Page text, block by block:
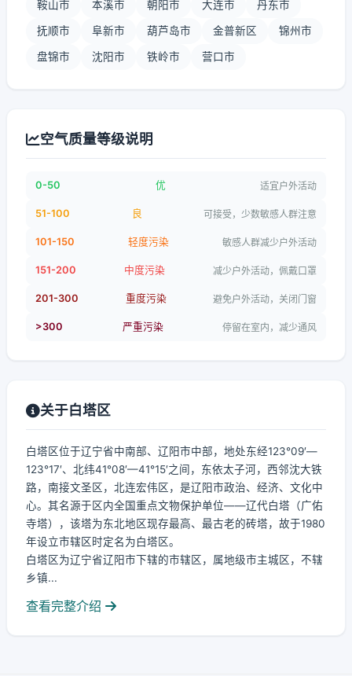
鞍山市 本溪市 朝阳市 大连市 丹东市
抚顺市 阜新市 葫芦岛市 金普新区 锦州市
盘锦市 沈阳市 铁岭市 营口市
空气质量等级说明
0-50 优 适宜户外活动
51-100 良 可接受，少数敏感人群注意
101-150 轻度污染 敏感人群减少户外活动
151-200 中度污染 减少户外活动，佩戴口罩
201-300 重度污染 避免户外活动，关闭门窗
>300 严重污染 停留在室内，减少通风
关于白塔区
白塔区位于辽宁省中南部、辽阳市中部，地处东经123°09′—
123°17′、北纬41°08′—41°15′之间，东依太子河，西邻沈大铁
路，南接文圣区，北连宏伟区，是辽阳市政治、经济、文化中
心。其名源于区内全国重点文物保护单位——辽代白塔（广佑
寺塔），该塔为东北地区现存最高、最古老的砖塔，故于1980
年设立市辖区时定名为白塔区。
白塔区为辽宁省辽阳市下辖的市辖区，属地级市主城区，不辖
乡镇...
查看完整介绍